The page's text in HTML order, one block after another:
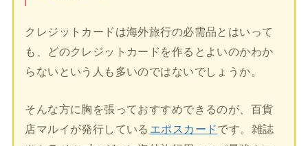
クレジットカードは海外旅行の必需品とはいって
も、どのクレジットカードを作るとよいのかわか
らないという人も多いのではないでしょうか。
そんな方に胸を張っておすすめできるのが、百貨
店マルイが発行している エポスカードです。雑誌